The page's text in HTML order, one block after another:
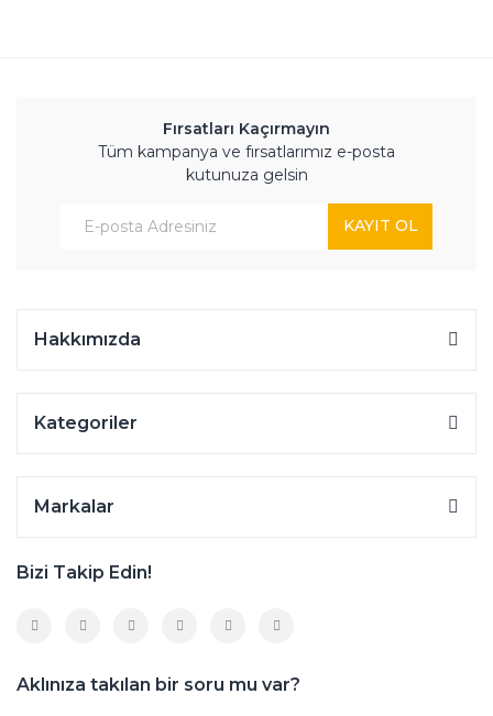
Fırsatları Kaçırmayın
Tüm kampanya ve fırsatlarımız e-posta
kutunuza gelsin
KAYIT OL
Hakkımızda
Kategoriler
Markalar
Bizi Takip Edin!
Aklınıza takılan bir soru mu var?